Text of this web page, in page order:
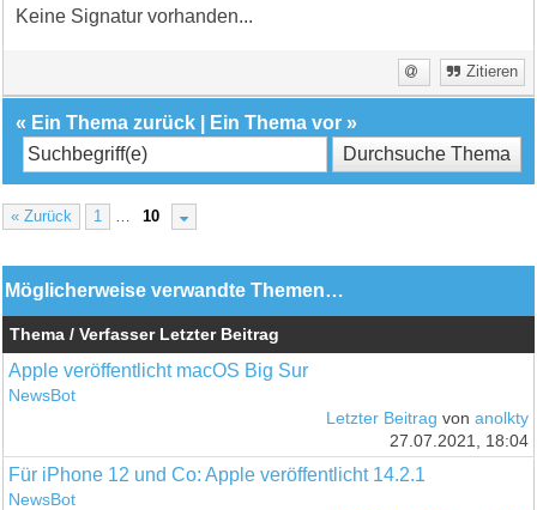
Keine Signatur vorhanden...
Zitieren
« Ein Thema zurück Ein Thema vor »
« Zurück 1 10
Möglicherweise verwandte Themen…
Thema / Verfasser Letzter Beitrag
Apple veröffentlicht macOS Big Sur
NewsBot
Letzter Beitrag von anolkty
27.07.2021, 18:04
Für iPhone 12 und Co: Apple veröffentlicht 14.2.1
NewsBot